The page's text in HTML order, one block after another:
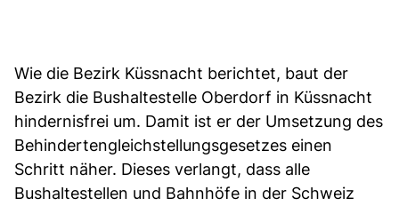
Wie die Bezirk Küssnacht berichtet, baut der
Bezirk die Bushaltestelle Oberdorf in Küssnacht
hindernisfrei um. Damit ist er der Umsetzung des
Behindertengleichstellungsgesetzes einen
Schritt näher. Dieses verlangt, dass alle
Bushaltestellen und Bahnhöfe in der Schweiz